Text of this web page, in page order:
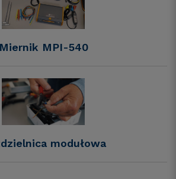
Miernik MPI-540
modułowa